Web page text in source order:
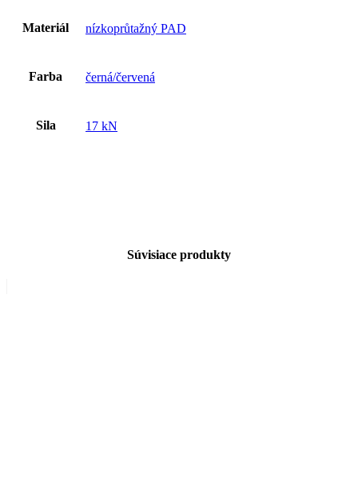
Materiál nízkoprůtažný PAD
Farba černá/červená
Sila 17 kN
Súvisiace produkty